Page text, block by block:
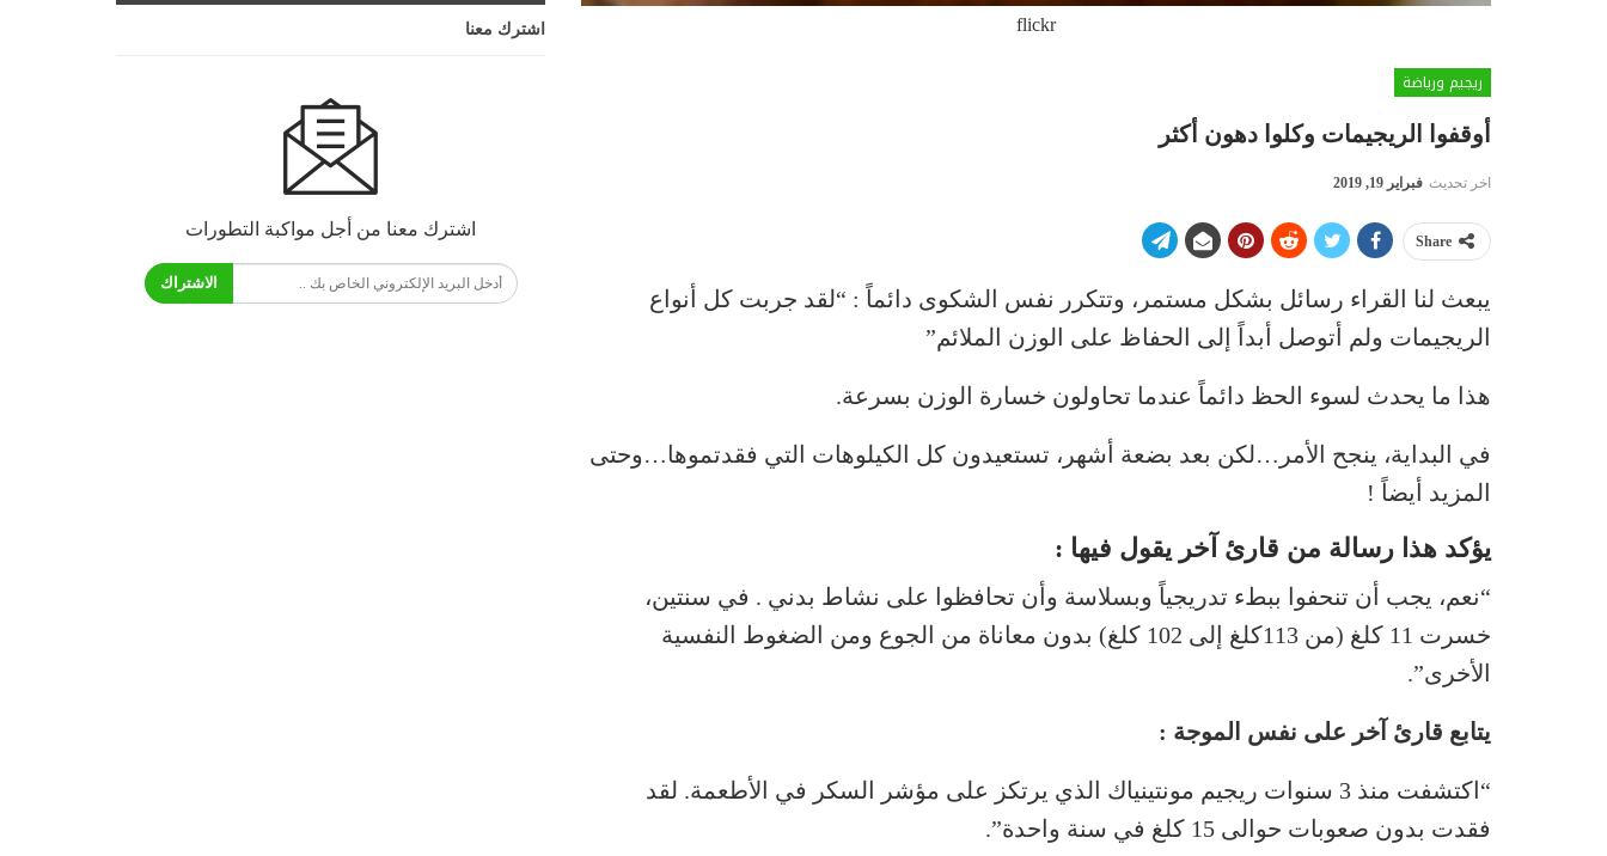
flickr
ريجيم ورياضة
أوقفوا الريجيمات وكلوا دهون أكثر
اخر تحديث فبراير 19, 2019
Share
يبعث لنا القراء رسائل بشكل مستمر، وتتكرر نفس الشكوى دائماً : “لقد جربت كل أنواع
الريجيمات ولم أتوصل أبداً إلى الحفاظ على الوزن الملائم”
هذا ما يحدث لسوء الحظ دائماً عندما تحاولون خسارة الوزن بسرعة.
في البداية، ينجح الأمر…لكن بعد بضعة أشهر، تستعيدون كل الكيلوهات التي فقدتموها…وحتى
المزيد أيضاً !
يؤكد هذا رسالة من قارئ آخر يقول فيها :
“نعم، يجب أن تنحفوا ببطء تدريجياً وبسلاسة وأن تحافظوا على نشاط بدني . في سنتين،
خسرت 11 كلغ (من 113كلغ إلى 102 كلغ) بدون معاناة من الجوع ومن الضغوط النفسية
الأخرى”.
يتابع قارئ آخر على نفس الموجة :
“اكتشفت منذ 3 سنوات ريجيم مونتينياك الذي يرتكز على مؤشر السكر في الأطعمة. لقد
فقدت بدون صعوبات حوالى 15 كلغ في سنة واحدة”.
اشترك معنا
اشترك معنا من أجل مواكبة التطورات
الاشتراك